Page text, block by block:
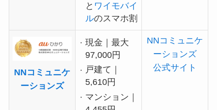
と ワイモバイ
ルのスマホ割
NNコミュニケ
ーションズ
現金｜最大
97,000円
戸建て｜
5,610円
マンション｜
NNコミュニケ
ーションズ
公式サイト